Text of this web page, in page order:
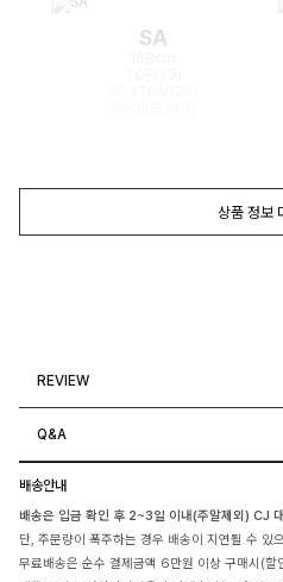
SA
상품 정보
REVIEW
Q&A
배송안내
배송은 입금 확인 후 2~3일 이내(주말제외) CJ
단, 주문량이 폭주하는 경우 배송이 지연될 수 있
무료배송은 순수 결제금액 6만원 이상 구매시(할